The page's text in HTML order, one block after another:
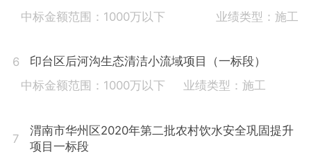
中标金额范围：1000万以下
业绩类型：施工
6
印台区后河沟生态清洁小流域项目（一标段）
中标金额范围：1000万以下
业绩类型：施工
7
渭南市华州区2020年第二批农村饮水安全巩固提升
项目一标段